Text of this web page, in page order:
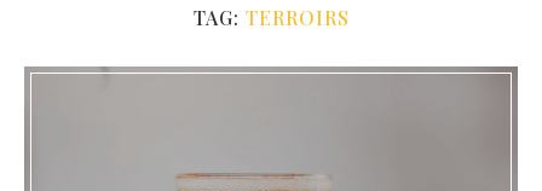
TAG: TERROIRS